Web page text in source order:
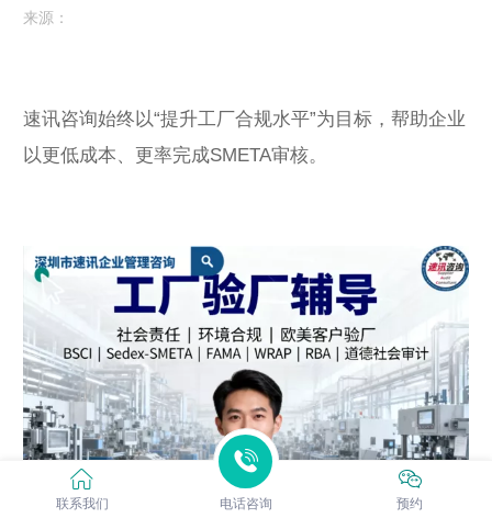
来源：
速讯咨询始终以“提升工厂合规水平”为目标，帮助企业
以更低成本、更率完成SMETA审核。
联系我们 电话咨询 预约